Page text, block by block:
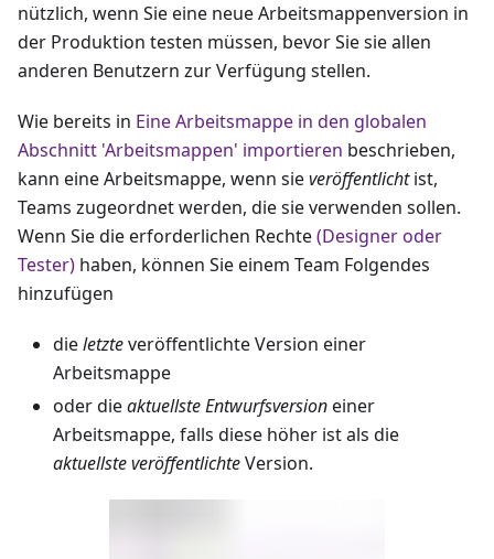
nützlich, wenn Sie eine neue Arbeitsmappenversion in
der Produktion testen müssen, bevor Sie sie allen
anderen Benutzern zur Verfügung stellen.
Wie bereits in Eine Arbeitsmappe in den globalen
Abschnitt 'Arbeitsmappen' importieren beschrieben,
kann eine Arbeitsmappe, wenn sieveröffentlichtist,
Teams zugeordnet werden, die sie verwenden sollen.
Wenn Sie die erforderlichen Rechte(Designer oder
Tester) haben, können Sie einem Team Folgendes
hinzufügen
dieletzteveröffentlichte Version einer
Arbeitsmappe
oder dieaktuellste Entwurfsversioneiner
Arbeitsmappe, falls diese höher ist als die
aktuellste veröffentlichteVersion.